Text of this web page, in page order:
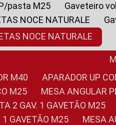
pasta M25
Gaveteiro
NOCE NATURALE
NOCE NATURALE
M40 APARADOR UP
M25
MESA ANGULAR
2 GAV. 1 GAVETÃO M25
1 GAVETÃO M25
MESA